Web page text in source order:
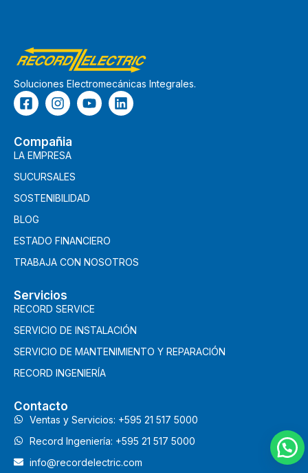
Soluciones Electromecánicas Integrales.
Compañia
LA EMPRESA
SUCURSALES
SOSTENIBILIDAD
BLOG
ESTADO FINANCIERO
TRABAJA CON NOSOTROS
Servicios
RECORD SERVICE
SERVICIO DE INSTALACIÓN
SERVICIO DE MANTENIMIENTO Y REPARACIÓN
RECORD INGENIERÍA
Contacto
Ventas y Servicios: +595 21 517 5000
Record Ingeniería: +595 21 517 5000
info@recordelectric.com